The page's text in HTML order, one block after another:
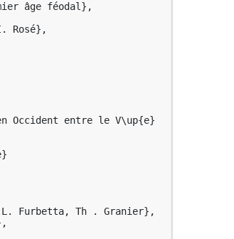
âge féodal},
Rosé},
Occident entre le V\up{e}
Furbetta, Th . Granier},